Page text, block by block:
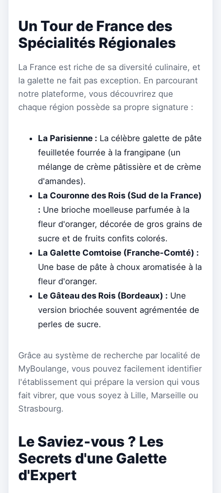
Un Tour de France des
Spécialités Régionales
La France est riche de sa diversité culinaire, et
la galette ne fait pas exception. En parcourant
notre plateforme, vous découvrirez que
chaque région possède sa propre signature :
La Parisienne : La célèbre galette de pâte
feuilletée fourrée à la frangipane (un
mélange de crème pâtissière et de crème
d'amandes).
La Couronne des Rois (Sud de la France)
: Une brioche moelleuse parfumée à la
fleur d'oranger, décorée de gros grains de
sucre et de fruits confits colorés.
La Galette Comtoise (Franche-Comté) :
Une base de pâte à choux aromatisée à la
fleur d'oranger.
Le Gâteau des Rois (Bordeaux) : Une
version briochée souvent agrémentée de
perles de sucre.
Grâce au système de recherche par localité de
MyBoulange, vous pouvez facilement identifier
l'établissement qui prépare la version qui vous
fait vibrer, que vous soyez à Lille, Marseille ou
Strasbourg.
Le Saviez-vous ? Les
Secrets d'une Galette
d'Expert